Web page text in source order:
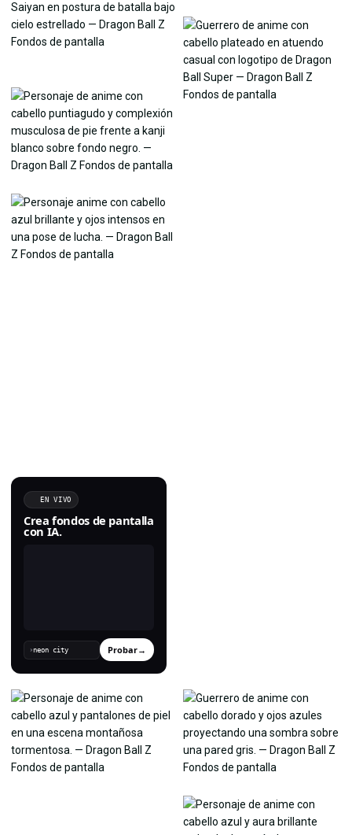
EN VIVO
Crea fondos de pantalla
con IA.
› Probar →